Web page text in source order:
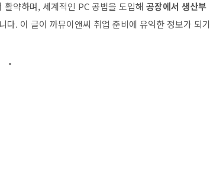
약하며, 세계적인 PC 공법을 도입해 공장에서 생산부
다. 이 글이 까뮤이앤씨 취업 준비에 유익한 정보가 되기